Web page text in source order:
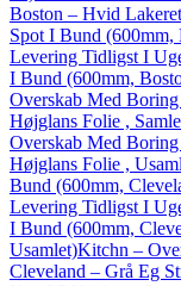
Boston – Hvid
Spot I Bund (600mm,
Levering Tidligst I
I Bund (600mm,
Overskab Med
Højglans Folie ,
Overskab Med
Højglans Folie ,
Bund (600mm,
Levering Tidligst I
I Bund (600mm,
Usamlet)Kitchn –
Cleveland – Grå Eg